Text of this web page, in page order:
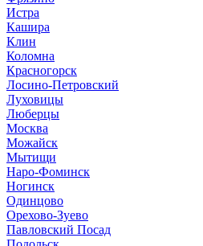
Истра
Кашира
Клин
Коломна
Красногорск
Лосино-Петровский
Луховицы
Люберцы
Москва
Можайск
Мытищи
Наро-Фоминск
Ногинск
Одинцово
Орехово-Зуево
Павловский Посад